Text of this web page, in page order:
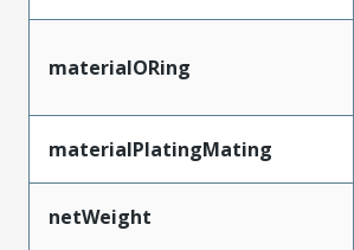
materialORing
materialPlatingMating
netWeight